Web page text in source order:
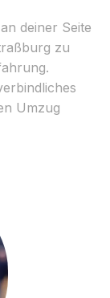
deiner Seite
zu
Umzug